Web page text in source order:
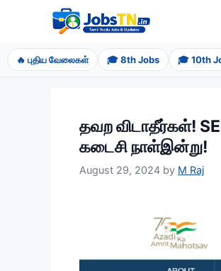
content
🔥 புதிய வேலைகள் 🎓 8th Jobs 🎓 10th
தவற விடாதீர்கள்!
கடைசி நாள்இன்று!
August 29, 2024 by M Raj